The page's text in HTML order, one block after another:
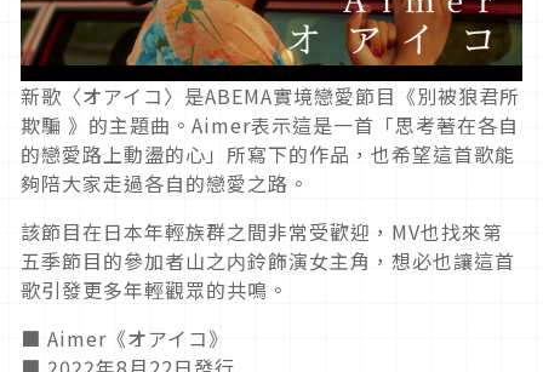
新歌〈オアイコ〉是ABEMA實境戀愛節目《別被狼君所
欺騙 》的主題曲。Aimer表示這是一首「思考著在各自
的戀愛路上動盪的心」所寫下的作品，也希望這首歌能
夠陪大家走過各自的戀愛之路。
該節目在日本年輕族群之間非常受歡迎，MV也找來第
五季節目的參加者山之内鈴飾演女主角，想必也讓這首
歌引發更多年輕觀眾的共鳴。
■ Aimer《オアイコ》